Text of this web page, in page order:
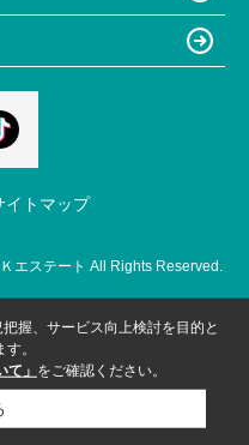
イトマップ
エステート All Rights Reserved.
握、サービス向上検討を目的と
。
て」 をご確認ください。